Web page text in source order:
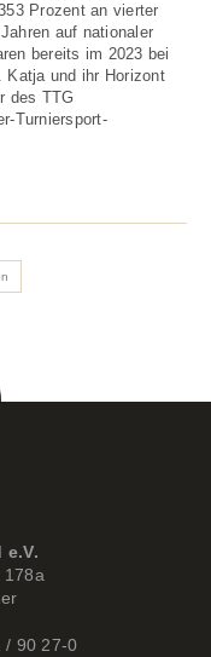
Prozent an vierter
auf nationaler
bereits im 2023 bei
Katja und ihr Horizont
des TTG
Turniersport-
e.V.
178a
/ 90 27-0